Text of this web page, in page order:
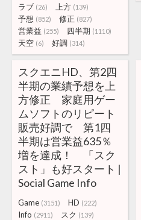
ラブ (26) 上方 (139)
予想 (852) 修正 (827)
営業益 (255) 四半期 (1110)
天空 (6) 好調 (314)
スクエニHD、第2四
半期の業績予想を上
方修正 家庭用ゲー
ムソフトのリピート
販売好調で 第1四
半期は営業益635％
増を達成！ 「スク
スト」も好スタート |
Social Game Info
Game (3151) HD (222)
Info (2911) スク (139)